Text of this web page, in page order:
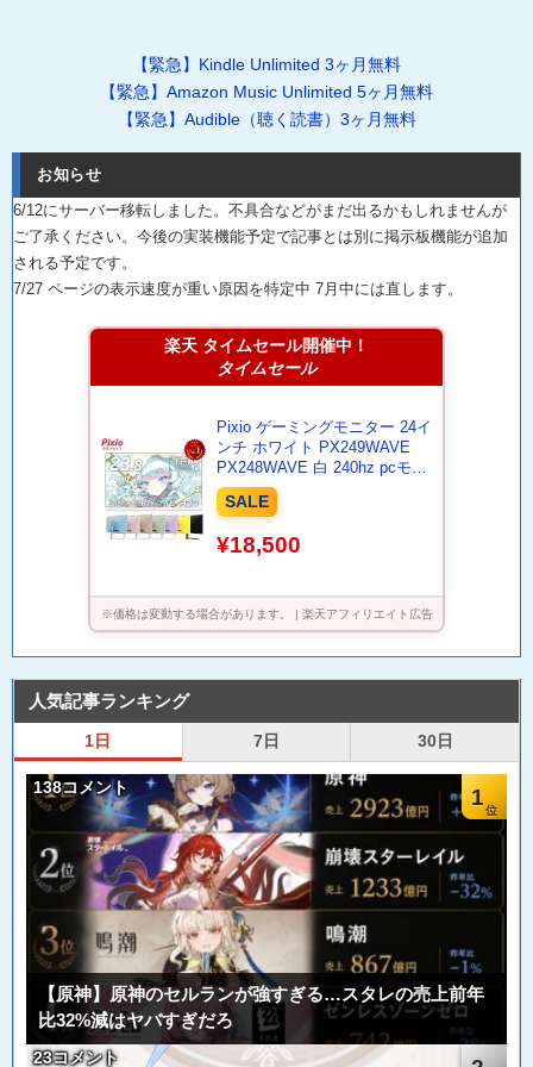
【緊急】Kindle Unlimited 3ヶ月無料
【緊急】Amazon Music Unlimited 5ヶ月無料
【緊急】Audible（聴く読書）3ヶ月無料
お知らせ
6/12にサーバー移転しました。不具合などがまだ出るかもしれませんが
ご了承ください。今後の実装機能予定で記事とは別に掲示板機能が追加
される予定です。
7/27 ページの表示速度が重い原因を特定中 7月中には直します。
楽天 タイムセール開催中！
タイムセール
Pixio ゲーミングモニター 24イ
ンチ ホワイト PX249WAVE
PX248WAVE 白 240hz pcモニ
ター 120Hz 144Hz 165Hz 対応
モニター ピンク ブルー ベージ
ア スピーカー内蔵 VESA 23.8
SALE
¥18,500
※価格は変動する場合があります。 | 楽天アフィリエイト広告
人気記事ランキング
1日 7日 30日
1
138コメント
【原神】原神のセルランが強すぎる…スタレの売上前年
比32%減はヤバすぎだろ
23コメント